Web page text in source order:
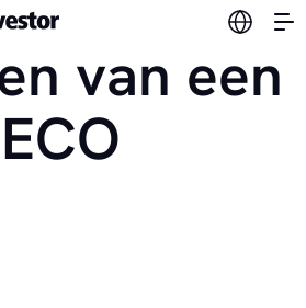
van een
ECO